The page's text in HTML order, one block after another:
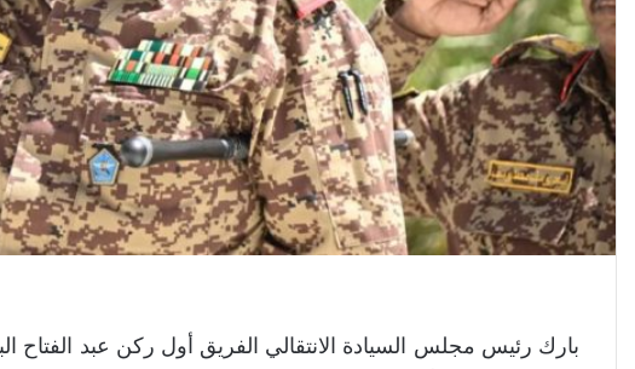
بارك رئيس مجلس السيادة الانتقالي الفريق أول ركن عبد